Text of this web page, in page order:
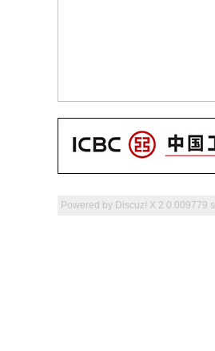
Powered by Discuz! X 2 0.009779 s